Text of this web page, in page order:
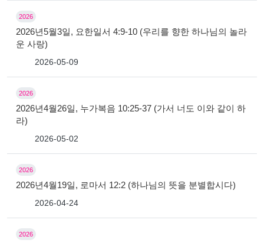
2026
2026년5월3일, 요한일서 4:9-10 (우리를 향한 하나님의 놀라
운 사랑)
2026-05-09
2026
2026년4월26일, 누가복음 10:25-37 (가서 너도 이와 같이 하
라)
2026-05-02
2026
2026년4월19일, 로마서 12:2 (하나님의 뜻을 분별합시다)
2026-04-24
2026